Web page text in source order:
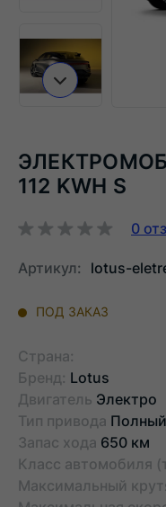
112 KWH S
0
Артикул: lotus-
ПОД ЗАКАЗ
Страна:
Бренд: Lotus
Двигатель Электро
Тип привода
Запас хода 650 км
Класс автомобиля
Максимальный
Следующий